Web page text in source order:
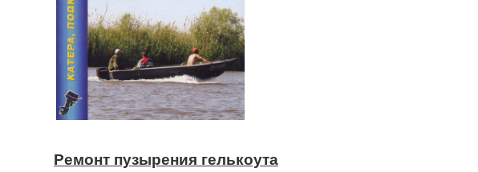
Ремонт пузырения гелькоута